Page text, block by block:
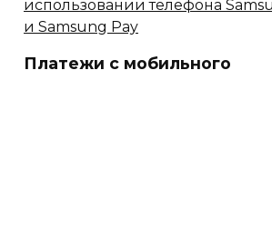
Платежи с мобильного